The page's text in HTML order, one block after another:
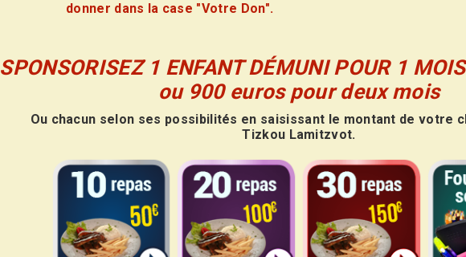
donner dans la case "Votre Don".
SPONSORISEZ 1 ENFANT DÉMUNI POUR 1
ou 900 euros pour deux mois
Ou chacun selon ses possibilités en saisissant le montant de votre
Tizkou Lamitzvot.